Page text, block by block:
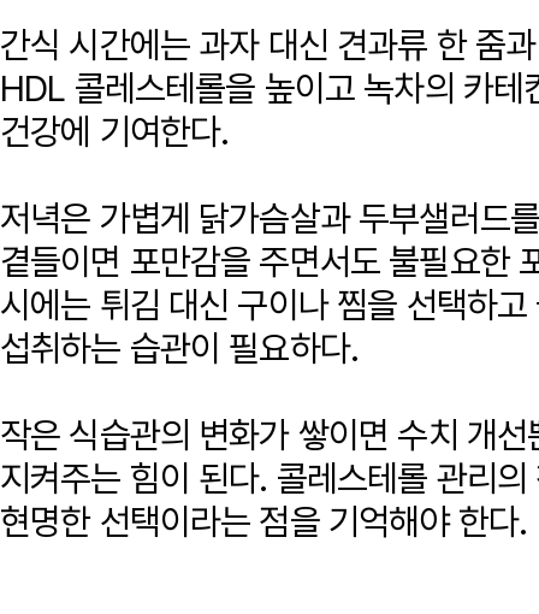
간식 시간에는 과자 대신 견과류 한 줌
HDL 콜레스테롤을 높이고 녹차의 카
건강에 기여한다.
저녁은 가볍게 닭가슴살과 두부샐러드
곁들이면 포만감을 주면서도 불필요한
시에는 튀김 대신 구이나 찜을 선택하
섭취하는 습관이 필요하다.
작은 식습관의 변화가 쌓이면 수치 개
지켜주는 힘이 된다. 콜레스테롤 관리
현명한 선택이라는 점을 기억해야 한다.